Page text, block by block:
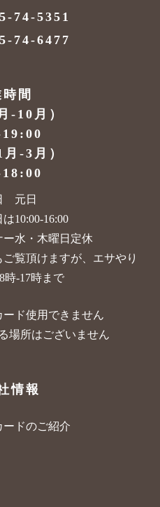
74-5351
74-6477
間
-10月）
-3月）
元日
10:00-16:00
水・木曜日定休
覧頂けますが、 エサやり
時-17時まで
ド使用できません
場所はございません
情報
ドのご紹介